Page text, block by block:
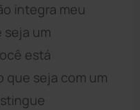
integra meu
um
está
que seja com um